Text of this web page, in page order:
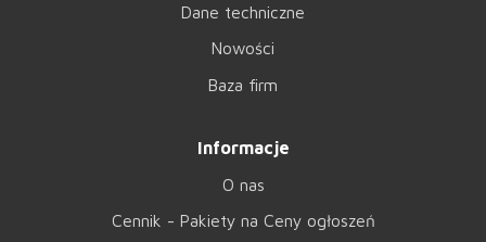
Dane techniczne
Nowości
Baza firm
Informacje
O nas
Cennik - Pakiety na Ceny ogłoszeń